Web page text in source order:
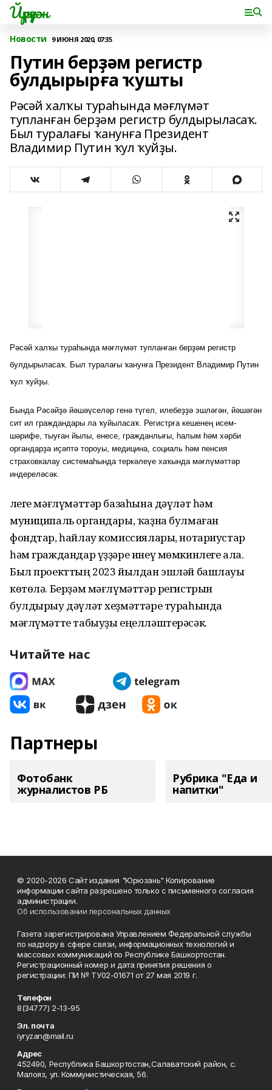
Йүрүҙән
Новости 9 ИЮНЯ 2020, 07:35
Путин берҙәм регистр
булдырырға ҡушты
Рәсәй халҡы тураһында мәғлүмәт
тупланған берҙәм регистр булдырыласаҡ.
Был туралағы ҡанунға Президент
Владимир Путин ҡул ҡуйҙы.
Рәсәй халҡы тураһында мәғлүмәт тупланған берҙәм регистр
булдырыласаҡ. Был туралағы ҡанунға Президент Владимир Путин
ҡул ҡуйҙы.
Бында Рәсәйҙә йәшәүселәр генә түгел, илебеҙҙә эшләгән, йәшәгән
сит ил граждандары ла ҡуйыласаҡ. Регистрға кешенең исем-
шәрифе, тыуған йылы, енесе, гражданлығы, һалым һәм хәрби
органдарҙа иҫәптә тороуы, медицина, социаль һәм пенсия
страховкалау системаһында теркәлеүе хаҡында мәғлүмәттәр
индереләсәк.
Әлеге мәғлүмәттәр базаһына дәүләт һәм
муниципаль органдары, ҡаҙна булмаған
фондтар, һайлау комиссиялары, нотариустар
һәм граждандар үҙҙәре инеү мөмкинлеге ала.
Был проекттың 2023 йылдан эшләй башлауы
көтөлә. Берҙәм мәғлүмәттәр регистрын
булдырыу дәүләт хеҙмәттәре тураһында
мәғлүмәтте табыуҙы еңелләштерәсәк.
Читайте нас
Партнеры
Фотобанк
журналистов РБ
Рубрика "Еда и
напитки"
© 2020-2026 Сайт издания "Юрюзань" Копирование
информации сайта разрешено только с письменного согласия
администрации.
Об использовании персональных данных
Газета зарегистрирована Управлением Федеральной службы
по надзору в сфере связи, информационных технологий и
массовых коммуникаций по Республике Башкортостан.
Регистрационный номер и дата принятия решения о
регистрации: ПИ № ТУ02-01671 от 27 мая 2019 г.
Телефон
8(34777) 2-13-95
Эл. почта
iyryzan@mail.ru
Адрес
452490, Республика Башкортостан,Салаватский район, с.
Малояз, ул. Коммунистическая, 56.